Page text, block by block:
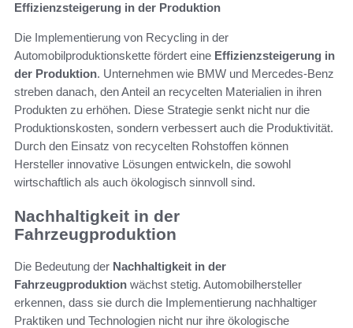
Effizienzsteigerung in der Produktion
Die Implementierung von Recycling in der
Automobilproduktionskette fördert eine Effizienzsteigerung in
der Produktion. Unternehmen wie BMW und Mercedes-Benz
streben danach, den Anteil an recycelten Materialien in ihren
Produkten zu erhöhen. Diese Strategie senkt nicht nur die
Produktionskosten, sondern verbessert auch die Produktivität.
Durch den Einsatz von recycelten Rohstoffen können
Hersteller innovative Lösungen entwickeln, die sowohl
wirtschaftlich als auch ökologisch sinnvoll sind.
Nachhaltigkeit in der
Fahrzeugproduktion
Die Bedeutung der Nachhaltigkeit in der
Fahrzeugproduktion wächst stetig. Automobilhersteller
erkennen, dass sie durch die Implementierung nachhaltiger
Praktiken und Technologien nicht nur ihre ökologische